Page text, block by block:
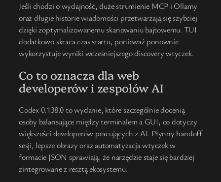
Jeśli chodzi o wydajność, duże strumienie MCP i Ollamy
oraz długie historie wiadomości przetwarzają się szybciej
dzięki zoptymalizowanemu skanowaniu bajtowemu. TUI
dodatkowo skraca czas startu, ponieważ ponownie
wykorzystuje wyniki wcześniejszego discovery wtyczek.
Co to oznacza dla web
developerów i zespołów AI
Codex 0.138.0 to wydanie, które szczególnie docenią
osoby balansujące między terminalem a GUI, co dotyczy
większości developerów pracujących z AI. Płynny handoff
sesji, lepsze obrazy oraz automatyzacja wtyczek w
formacie JSON sprawiają, że narzędzie staje się bardziej
zintegrowane z resztą ekosystemu.